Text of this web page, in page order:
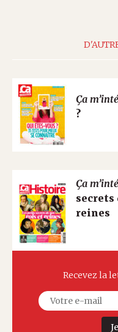
Ça
?
Ça
secrets
reines
Recevez la